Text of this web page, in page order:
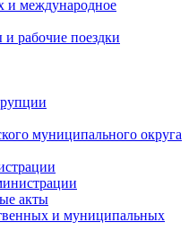
и международное
рабочие поездки
муниципального округа
акты
и муниципальных